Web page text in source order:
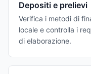
Depositi e prelievi
Verifica i metodi di
locale e controlla i
di elaborazione.